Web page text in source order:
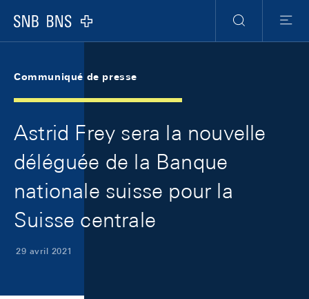
Logo
RechercheMenu
Communiqué de presse
Astrid Frey sera la nouvelle
déléguée de la Banque
nationale suisse pour la
Suisse centrale
29 avril 2021